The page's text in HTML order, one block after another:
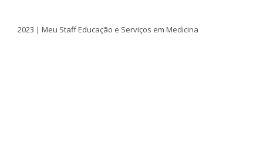
2023 | Meu Staff Educação e Serviços em Medicina